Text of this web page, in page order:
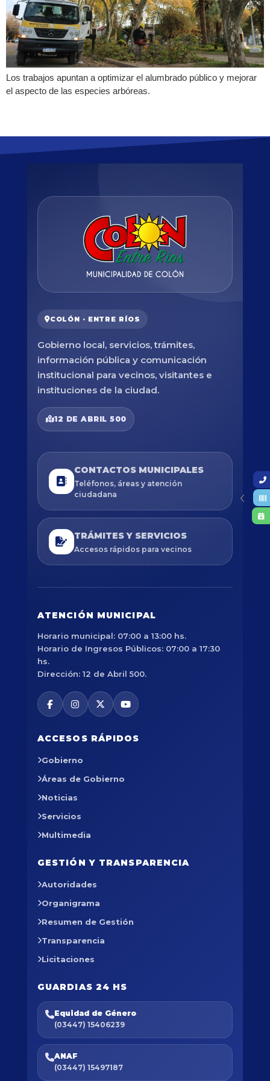
Los trabajos apuntan a optimizar el alumbrado público y mejorar
el aspecto de las especies arbóreas.
COLÓN · ENTRE RÍOS
Gobierno local, servicios, trámites,
información pública y comunicación
institucional para vecinos, visitantes e
instituciones de la ciudad.
12 DE ABRIL 500
CONTACTOS MUNICIPALES
Teléfonos, áreas y atención
ciudadana
TRÁMITES Y SERVICIOS
Accesos rápidos para vecinos
ATENCIÓN MUNICIPAL
Horario municipal: 07:00 a 13:00 hs.
Horario de Ingresos Públicos: 07:00 a 17:30
hs.
Dirección: 12 de Abril 500.
ACCESOS RÁPIDOS
Gobierno
Áreas de Gobierno
Noticias
Servicios
Multimedia
GESTIÓN Y TRANSPARENCIA
Autoridades
Organigrama
Resumen de Gestión
Transparencia
Licitaciones
GUARDIAS 24 HS
Equidad de Género
(03447) 15406239
ANAF
(03447) 15497187